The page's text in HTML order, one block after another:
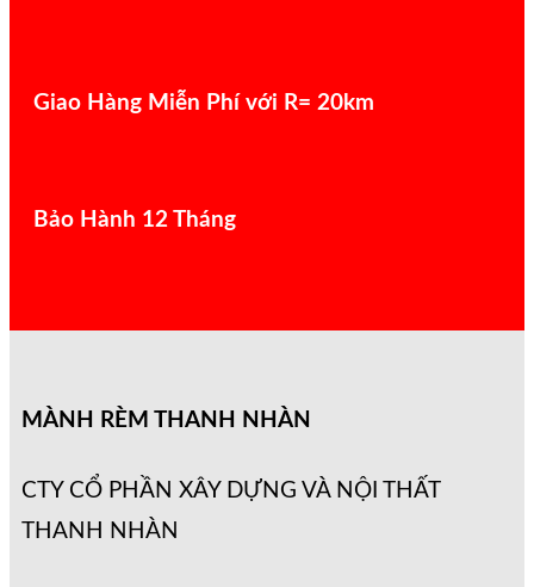
Giao Hàng Miễn Phí với R= 20km
Bảo Hành 12 Tháng
MÀNH RÈM THANH NHÀN
CTY CỔ PHẦN XÂY DỰNG VÀ NỘI THẤT
THANH NHÀN